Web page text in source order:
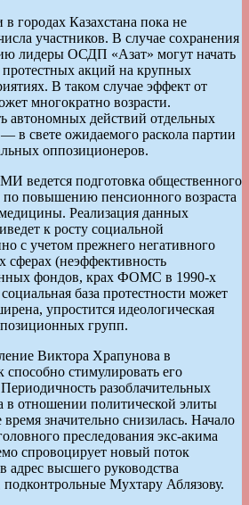
Казахстана пока не
участников. В случае сохранения
лидеры ОСДП «Азат» могут начать
протестных акций на крупных
В таком случае эффект от
многократно возрасти.
автономных действий отдельных
свете ожидаемого раскола партии
оппозиционеров.
ведется подготовка общественного
повышению пенсионного возраста
Реализация данных
к росту социальной
с учетом прежнего негативного
сферах (неэффективность
фондов, крах ФОМС в 1990-х
база протестности может
упростится идеологическая
групп.
Виктора Храпунова в
стимулировать его
разоблачительных
в отношении политической элиты
время значительно снизилась. Начало
преследования экс-акима
спровоцирует новый поток
адрес высшего руководства
Мухтару Аблязову.